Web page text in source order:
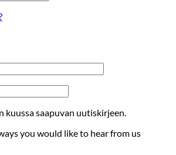
kuussa saapuvan uutiskirjeen.
you would like to hear from us